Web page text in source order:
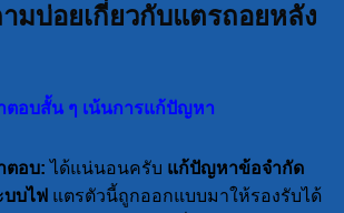
มบ่อยเกี่ยวกับแตรถอยหลัง
ตอบสั้น ๆ เน้นการแก้ปัญหา
ตอบ: ได้แน่นอนครับ แก้ปัญหาข้อจำกัด
บบไฟ แตรตัวนี้ถูกออกแบบมาให้รองรับได้